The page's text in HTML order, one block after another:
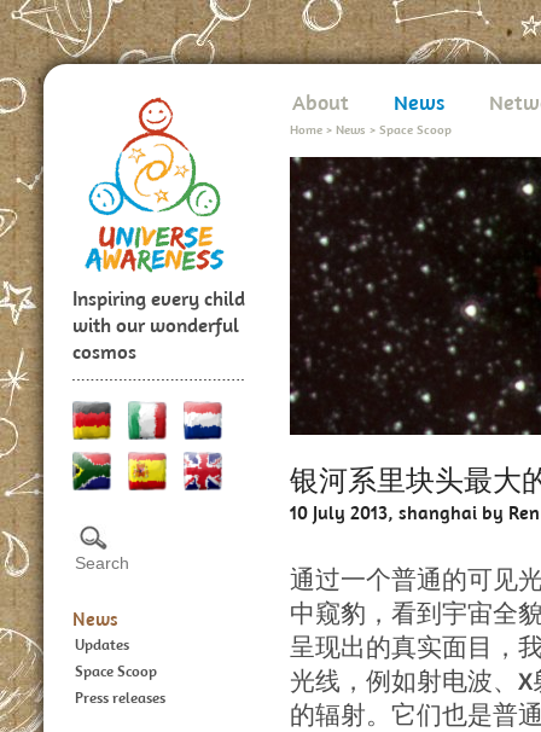
Inspiring every child
with our wonderful
cosmos
News
Updates
Space Scoop
Press releases
About News
Home > News > Space Scoop
银河系里块头最大
10 July 2013, shanghai by
通过一个普通的可见
中窥豹，看到宇宙全
呈现出的真实面目，
光线，例如射电波、
的辐射。它们也是普